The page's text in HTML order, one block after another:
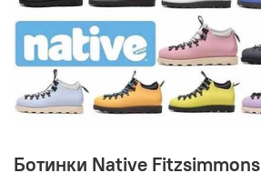
Ботинки Native Fitzsimmons